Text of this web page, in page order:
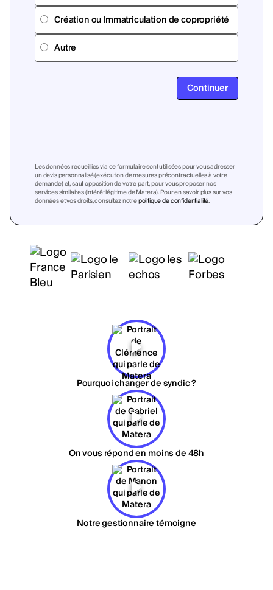
Création ou Immatriculation de copropriété
Autre
Continuer
Les données recueillies via ce formulaire sont utilisées pour vous adresser
un devis personnalisé (exécution de mesures précontractuelles à votre
demande) et, sauf opposition de votre part, pour vous proposer nos
services similaires (intérêt légitime de Matera). Pour en savoir plus sur vos
données et vos droits, consultez notrepolitique de confidentialité.
Pourquoi changer de syndic ?
On vous répond en moins de 48h
Notre gestionnaire témoigne